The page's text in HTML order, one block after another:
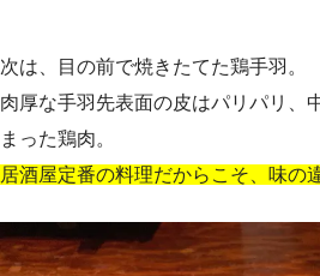
次は、目の前で焼きたてた鶏手羽。
肉厚な手羽先表面の皮はパリパリ、
まった鶏肉。
居酒屋定番の料理だからこそ、味の